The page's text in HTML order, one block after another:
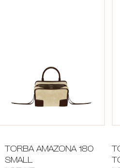
TORBA AMAZONA 180
SMALL